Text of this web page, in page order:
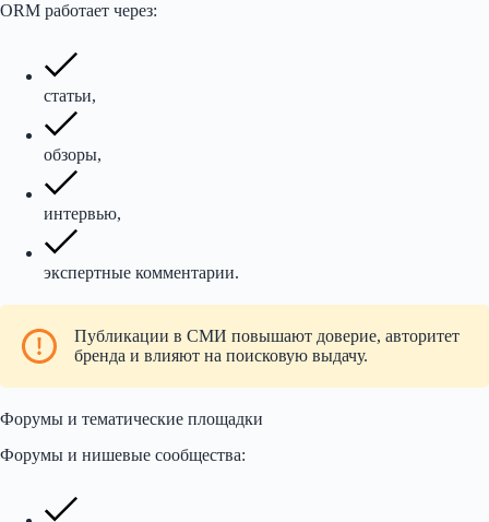
ORM работает через:
статьи,
обзоры,
интервью,
экспертные комментарии.
Публикации в СМИ повышают доверие, авторитет
бренда и влияют на поисковую выдачу.
Форумы и тематические площадки
Форумы и нишевые сообщества: